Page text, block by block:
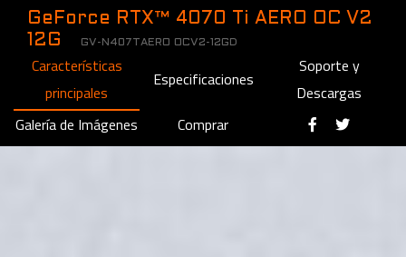
GeForce RTX™ 4070 Ti AERO OC V2
12G
GV-N407TAERO OCV2-12GD
Características
principales
Especificaciones
Soporte y
Descargas
Galería de Imágenes
Comprar